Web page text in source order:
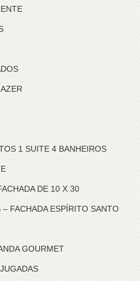
1 SUITE 4 BANHEIROS
DE 10 X 30
FACHADA ESPÍRITO SANTO
GOURMET